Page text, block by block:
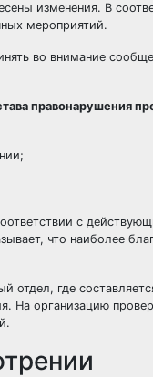
изменения. В
мероприятий.
во внимание
правонарушения
с
что наиболее
отдел, где
На организацию